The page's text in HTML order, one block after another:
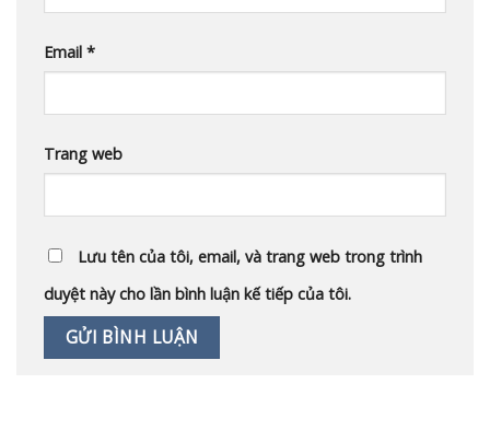
Email *
Trang web
Lưu tên của tôi, email, và trang web trong trình
duyệt này cho lần bình luận kế tiếp của tôi.